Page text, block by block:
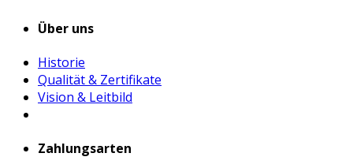
Über uns
Historie
Qualität & Zertifikate
Vision & Leitbild
Zahlungsarten